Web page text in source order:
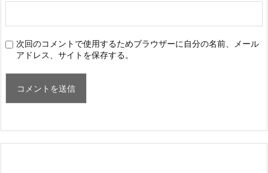
次回のコメントで使用するためブラウザーに自分の名前、メール
アドレス、サイトを保存する。